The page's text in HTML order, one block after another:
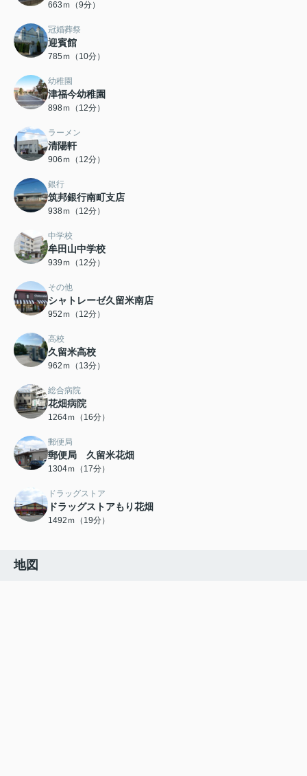
663ｍ（9分）
冠婚葬祭
迎賓館
785ｍ（10分）
幼稚園
津福今幼稚園
898ｍ（12分）
ラーメン
清陽軒
906ｍ（12分）
銀行
筑邦銀行南町支店
938ｍ（12分）
中学校
牟田山中学校
939ｍ（12分）
その他
シャトレーゼ久留米南店
952ｍ（12分）
高校
久留米高校
962ｍ（13分）
総合病院
花畑病院
1264ｍ（16分）
郵便局
郵便局 久留米花畑
1304ｍ（17分）
ドラッグストア
ドラッグストアもり花畑
1492ｍ（19分）
地図